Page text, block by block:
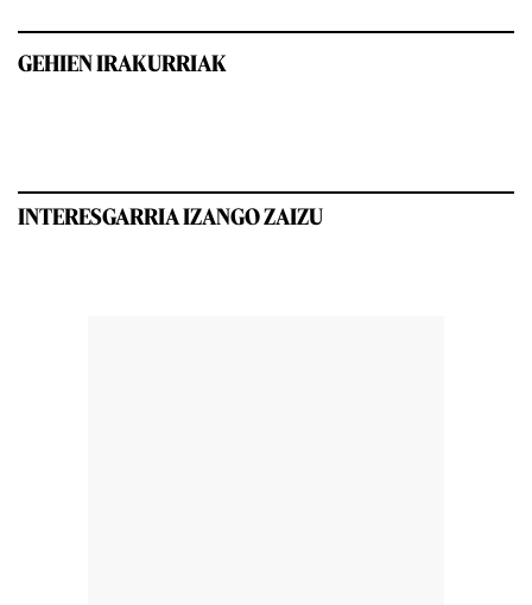
GEHIEN IRAKURRIAK
INTERESGARRIA IZANGO ZAIZU